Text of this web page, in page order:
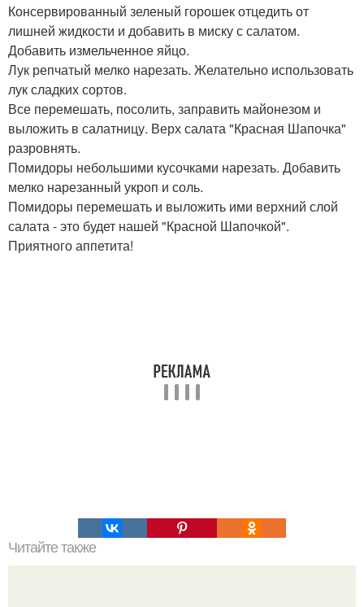
Консервированный зеленый горошек отцедить от
лишней жидкости и добавить в миску с салатом.
Добавить измельченное яйцо.
Лук репчатый мелко нарезать. Желательно использовать
лук сладких сортов.
Все перемешать, посолить, заправить майонезом и
выложить в салатницу. Верх салата "Красная Шапочка"
разровнять.
Помидоры небольшими кусочками нарезать. Добавить
мелко нарезанный укроп и соль.
Помидоры перемешать и выложить ими верхний слой
салата - это будет нашей "Красной Шапочкой".
Приятного аппетита!
Читайте также